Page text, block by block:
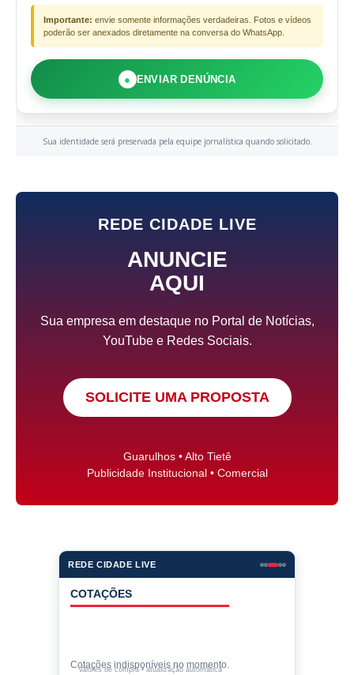
Importante: envie somente informações verdadeiras. Fotos e vídeos
poderão ser anexados diretamente na conversa do WhatsApp.
● ENVIAR DENÚNCIA
Sua identidade será preservada pela equipe jornalística quando solicitado.
REDE CIDADE LIVE
ANUNCIE
AQUI
Sua empresa em destaque no Portal de Notícias,
YouTube e Redes Sociais.
SOLICITE UMA PROPOSTA
Guarulhos • Alto Tietê
Publicidade Institucional • Comercial
REDE CIDADE LIVE
COTAÇÕES
Cotações indisponíveis no momento.
Valores de compra • atualização automática